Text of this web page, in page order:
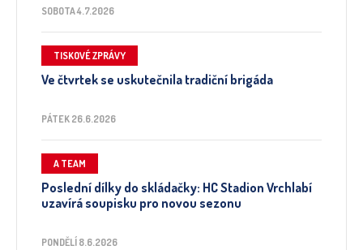
SOBOTA 4.7.2026
TISKOVÉ ZPRÁVY
Ve čtvrtek se uskutečnila tradiční brigáda
PÁTEK 26.6.2026
A TEAM
Poslední dílky do skládačky: HC Stadion Vrchlabí
uzavírá soupisku pro novou sezonu
PONDĚLÍ 8.6.2026